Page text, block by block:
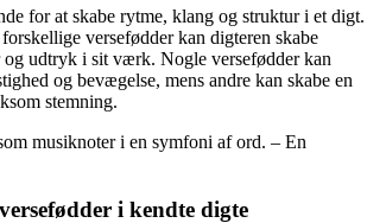
for at skabe rytme, klang og struktur i et digt.
versefødder kan digteren skabe
og udtryk i sit værk. Nogle versefødder kan
og bevægelse, mens andre kan skabe en
stemning.
musiknoter i en symfoni af ord. – En
i kendte digte